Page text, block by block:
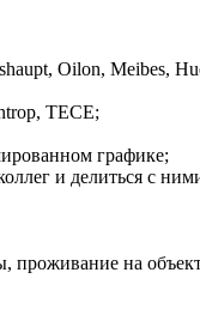
Oilon, Meibes,
TECE;
графике;
и делиться с
проживание на